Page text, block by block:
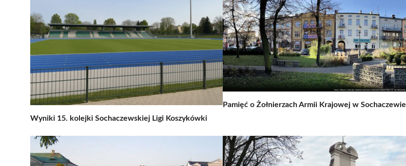
Wyniki 15. kolejki Sochaczewskiej Ligi Koszykówki
Pamięć o Żołnierzach Armii Krajowej w Sochaczewie